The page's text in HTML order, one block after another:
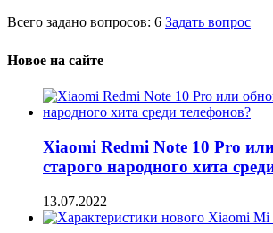
Всего задано вопросов: 6 Задать вопрос
Новое на сайте
Xiaomi Redmi Note 10 Pro
старого народного хита
13.07.2022